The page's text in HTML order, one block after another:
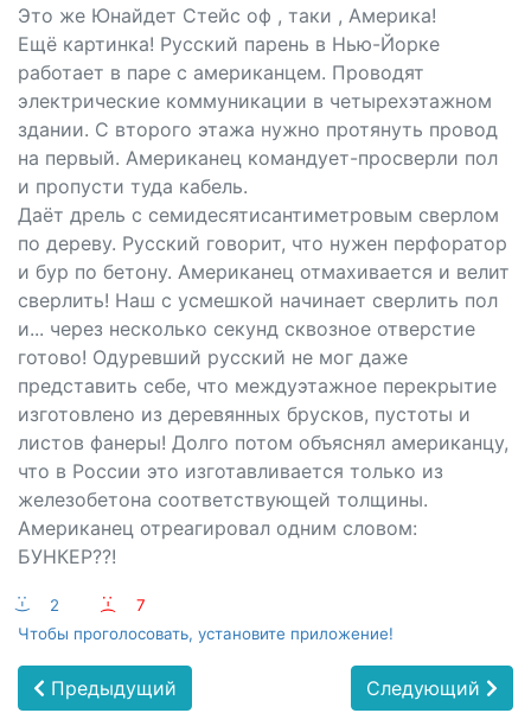
Это же Юнайдет Стейс оф , таки , Америка!
Ещё картинка! Русский парень в Нью-Йорке
работает в паре с американцем. Проводят
электрические коммуникации в четырехэтажном
здании. С второго этажа нужно протянуть провод
на первый. Американец командует-просверли пол
и пропусти туда кабель.
Даёт дрель с семидесятисантиметровым сверлом
по дереву. Русский говорит, что нужен перфоратор
и бур по бетону. Американец отмахивается и велит
сверлить! Наш с усмешкой начинает сверлить пол
и... через несколько секунд сквозное отверстие
готово! Одуревший русский не мог даже
представить себе, что междуэтажное перекрытие
изготовлено из деревянных брусков, пустоты и
листов фанеры! Долго потом объяснял американцу,
что в России это изготавливается только из
железобетона соответствующей толщины.
Американец отреагировал одним словом:
БУНКЕР??!
:-) 2 :-(
7
Чтобы проголосовать, установите приложение!
Предыдущий Следующий